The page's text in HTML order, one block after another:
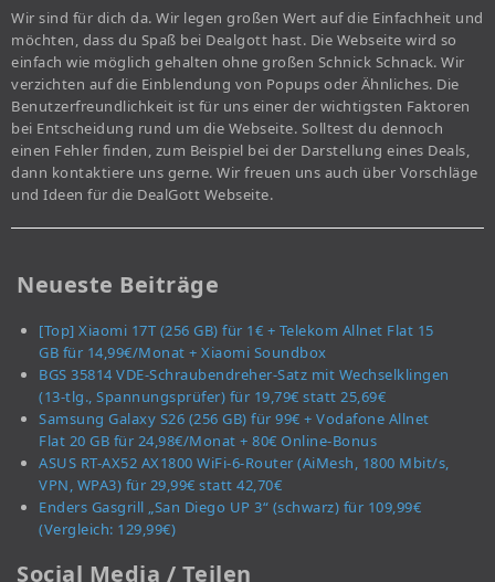
Wir sind für dich da. Wir legen großen Wert auf die Einfachheit und
möchten, dass du Spaß bei Dealgott hast. Die Webseite wird so
einfach wie möglich gehalten ohne großen Schnick Schnack. Wir
verzichten auf die Einblendung von Popups oder Ähnliches. Die
Benutzerfreundlichkeit ist für uns einer der wichtigsten Faktoren
bei Entscheidung rund um die Webseite. Solltest du dennoch
einen Fehler finden, zum Beispiel bei der Darstellung eines Deals,
dann kontaktiere uns gerne. Wir freuen uns auch über Vorschläge
und Ideen für die DealGott Webseite.
Neueste Beiträge
[Top] Xiaomi 17T (256 GB) für 1€ + Telekom Allnet Flat 15
GB für 14,99€/Monat + Xiaomi Soundbox
BGS 35814 VDE-Schraubendreher-Satz mit Wechselklingen
(13-tlg., Spannungsprüfer) für 19,79€ statt 25,69€
Samsung Galaxy S26 (256 GB) für 99€ + Vodafone Allnet
Flat 20 GB für 24,98€/Monat + 80€ Online-Bonus
ASUS RT-AX52 AX1800 WiFi-6-Router (AiMesh, 1800 Mbit/s,
VPN, WPA3) für 29,99€ statt 42,70€
Enders Gasgrill „San Diego UP 3“ (schwarz) für 109,99€
(Vergleich: 129,99€)
Social Media / Teilen